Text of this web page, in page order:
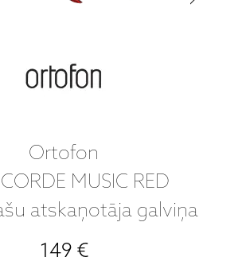
Ortofon
MUSIC RED
atskaņotāja galviņa
149 €